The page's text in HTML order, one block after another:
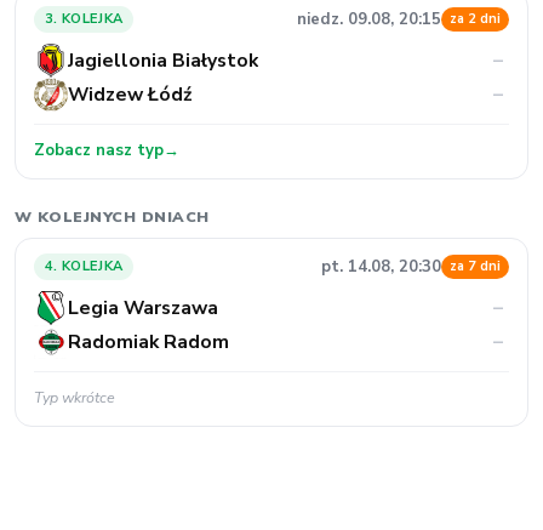
3. KOLEJKA niedz. 09.08, 20:15 za 2 dni
Jagiellonia Białystok
–
Widzew Łódź
–
Zobacz nasz typ→
W KOLEJNYCH DNIACH
4. KOLEJKA pt. 14.08, 20:30 za 7 dni
Legia Warszawa
–
Radomiak Radom
–
Typ wkrótce